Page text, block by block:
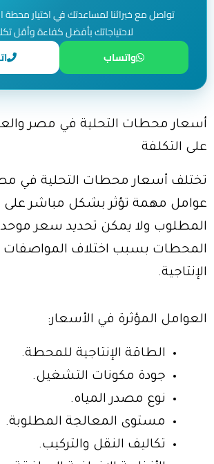
تواصل مع خبرائنا لمساعدتك في اختيار محطة
لاحتياجاتك بأفضل كفاءة وأقل
واتساب
أسعار محطات التحلية في مصر
على التكلفة
تختلف أسعار محطات التحلية في
عوامل مهمة تؤثر بشكل مباشر على
المطلوب ولا يمكن تحديد سعر
المحطات بسبب اختلاف المواصفات
الإنتاجية.
العوامل المؤثرة في الأسعار:
الطاقة الإنتاجية للمحطة.
جودة مكونات التشغيل.
نوع مصدر المياه.
مستوى المعالجة المطلوبة.
تكاليف النقل والتركيب.